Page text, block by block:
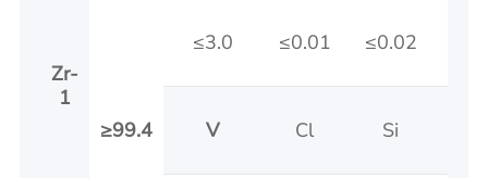
Zr-
1
≥99.4
≤3.0 ≤0.01 ≤0.02
V Cl Si